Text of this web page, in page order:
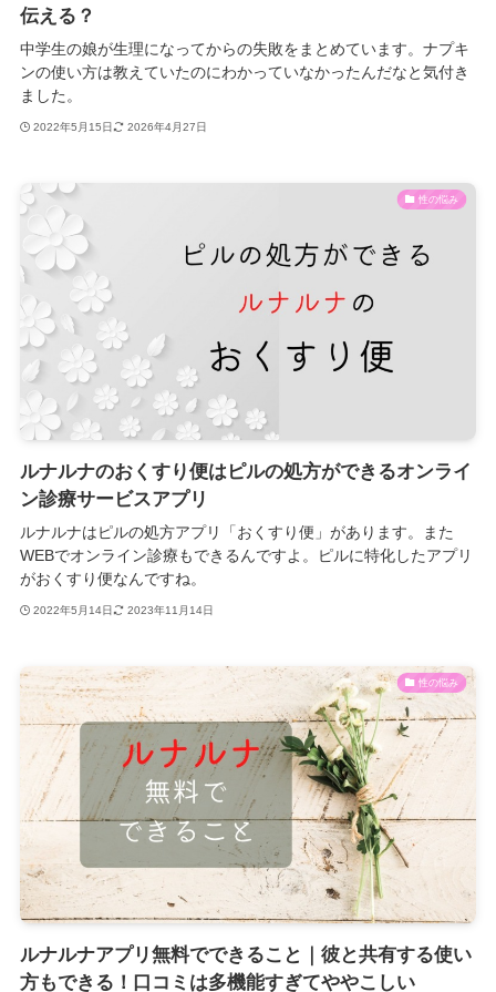
伝える？
中学生の娘が生理になってからの失敗をまとめています。ナプキ
ンの使い方は教えていたのにわかっていなかったんだなと気付き
ました。
2022年5月15日 2026年4月27日
性の悩み
ルナルナのおくすり便はピルの処方ができるオンライ
ン診療サービスアプリ
ルナルナはピルの処方アプリ「おくすり便」があります。また
WEBでオンライン診療もできるんですよ。ピルに特化したアプリ
がおくすり便なんですね。
2022年5月14日 2023年11月14日
性の悩み
ルナルナアプリ無料でできること｜彼と共有する使い
方もできる！口コミは多機能すぎてややこしい